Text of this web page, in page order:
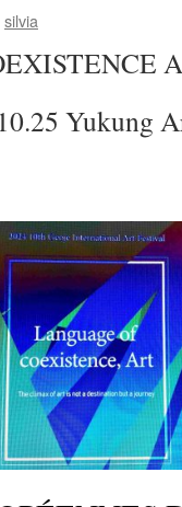
silvia
Yukung